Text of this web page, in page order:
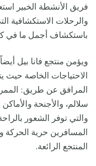
فريق الأنشطة الخبير
والرحلات الاستكشافية
باستكشاف أجمل ما في
ويؤمن منتجع فانا بيل
الاحتياجات الخاصة حيث
المرافق عن طريق:
سلالم، والأجنحة
والتي توفر الشعور
المسافرين حرية الحركة
المنتجع الرائعة.